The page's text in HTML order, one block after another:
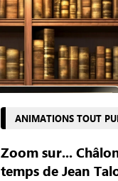
ANIMATIONS TOUT
Zoom sur...
temps de Jean